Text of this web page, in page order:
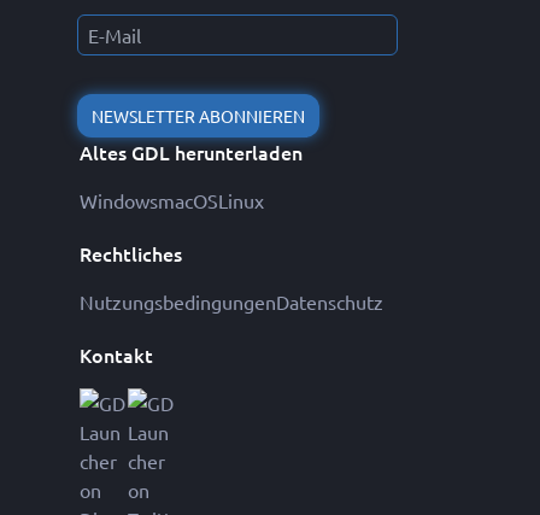
NEWSLETTER ABONNIEREN
Altes GDL herunterladen
WindowsmacOSLinux
Rechtliches
NutzungsbedingungenDatenschutz
Kontakt